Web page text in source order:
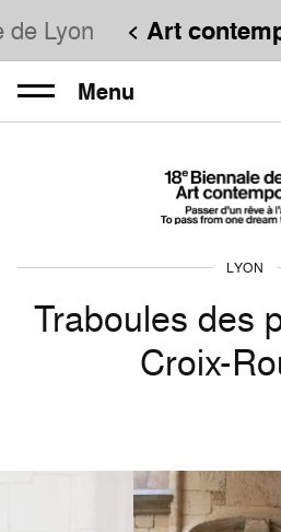
de Lyon Art
Menu
LYON
Traboules des
Croix-